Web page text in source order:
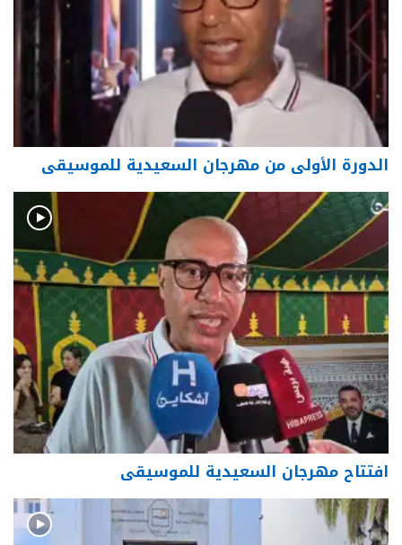
الدورة الأولى من مهرجان السعيدية للموسيقى
افتتاح مهرجان السعيدية للموسيقى